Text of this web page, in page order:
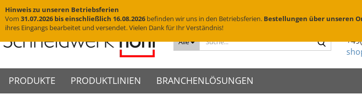
Alle
Hinweis zu unseren Betriebsferien
Vom 31.07.2026 bis einschließlich 16.08.2026 befinden wir uns in den Betriebsferien. Bestellungen über unseren
ihres Eingangs bearbeitet und versendet. Vielen Dank für Ihr Verständnis!
PRODUKTE PRODUKTLINIEN BRANCHENLÖSUNGEN